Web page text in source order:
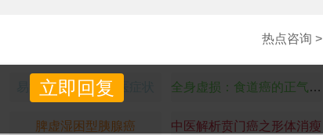
热点咨询 >
易混淆的贲门癌中医症状 全身虚损：食道癌的正气耗伤表现
脾虚湿困型胰腺癌 中医解析贲门癌之形体消瘦
立即回复